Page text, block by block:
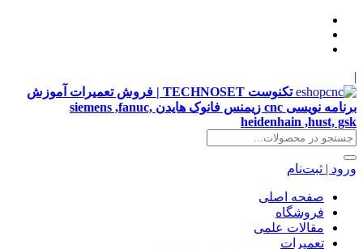
|
تکنوست TECHNOSET | فروش تعمیرات آموزش
برنامه نویسی cnc زیمنس فانوک هایدن siemens ,fanuc,
heidenhain ,hust, gsk
ورود | ثبت‌نام
صفحه اصلی
فروشگاه
مقالات علمی
تعمیرات